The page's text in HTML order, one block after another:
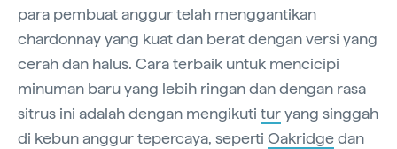
para pembuat anggur telah menggantikan
chardonnay yang kuat dan berat dengan versi yang
cerah dan halus. Cara terbaik untuk mencicipi
minuman baru yang lebih ringan dan dengan rasa
sitrus ini adalah dengan mengikuti turyang singgah
di kebun anggur tepercaya, seperti Oakridgedan